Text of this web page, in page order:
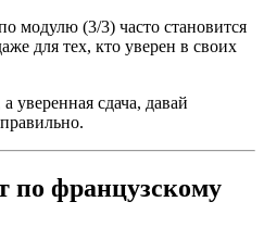
модулю (3/3) часто становится
для тех, кто уверен в своих
уверенная сдача, давай
по французскому